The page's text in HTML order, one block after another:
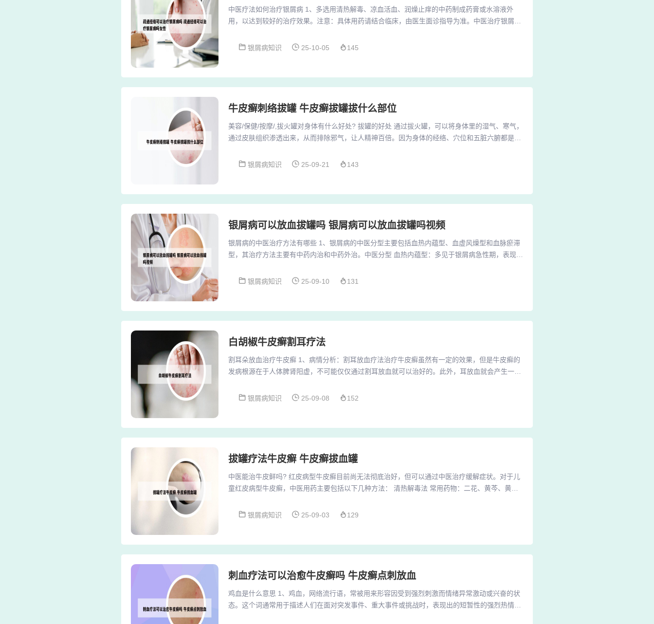
中医疗法如何治疗银屑病 1、多选用清热解毒、凉血活血、润燥止痒的中药制成药膏或水溶液外
用，以达到较好的治疗效果。注意：具体用药请结合临床，由医生面诊指导为准。中医治疗银屑病
方法多样，且注重个体化治疗。以下是中医治疗银屑病的主要方式：内服药的辨证施治 寻常型银屑
银屑病知识 25-10-05 145
牛皮癣刺络拔罐 牛皮癣拔罐拔什么部位
美容/保健/按摩/,拔火罐对身体有什么好处? 拔罐的好处 通过拔火罐，可以将身体里的湿气、寒气，
通过皮肤组织渗透出来，从而排除邪气，让人精神百倍。因为身体的经络、穴位和五脏六腑都是相
到相应的调理，让人气血畅通，强身健体。人体五脏六腑之背俞穴均分布在足太阳膀胱经第一侧线
银屑病知识 25-09-21 143
银屑病可以放血拔罐吗 银屑病可以放血拔罐吗视频
银屑病的中医治疗方法有哪些 1、银屑病的中医分型主要包括血热内蕴型、血虚风燥型和血脉瘀滞
型，其治疗方法主要有中药内治和中药外治。中医分型 血热内蕴型：多见于银屑病急性期，表现为
在中医理论指导下，选用中草药加工制成浴液，通过熏蒸洗浴人体外表来达到养生治病的目的。这
银屑病知识 25-09-10 131
白胡椒牛皮癣割耳疗法
割耳朵放血治疗牛皮癣 1、病情分析：割耳放血疗法治疗牛皮癣虽然有一定的效果，但是牛皮癣的
发病根源在于人体脾肾阳虚，不可能仅仅通过割耳放血就可以治好的。此外，耳放血就会产生一定
进行割耳放血，不服用任何药物，治疗前服用的治疗牛皮癣的药物全部停服。划割部位相当于耳背
银屑病知识 25-09-08 152
拔罐疗法牛皮癣 牛皮癣拔血罐
中医能治牛皮鲜吗? 红皮病型牛皮癣目前尚无法彻底治好，但可以通过中医治疗缓解症状。对于儿
童红皮病型牛皮癣，中医用药主要包括以下几种方法： 清热解毒法 常用药物：二花、黄芩、黄
癣的炎症和红肿症状。中医能够参与牛皮癣的治疗。具体来说：中医药内服调理：中医在治疗牛皮
银屑病知识 25-09-03 129
刺血疗法可以治愈牛皮癣吗 牛皮癣点刺放血
鸡血是什么意思 1、鸡血，网络流行语，常被用来形容因受到强烈刺激而情绪异常激动或兴奋的状
态。这个词通常用于描述人们在面对突发事件、重大事件或挑战时，表现出的短暂性的强烈热情和